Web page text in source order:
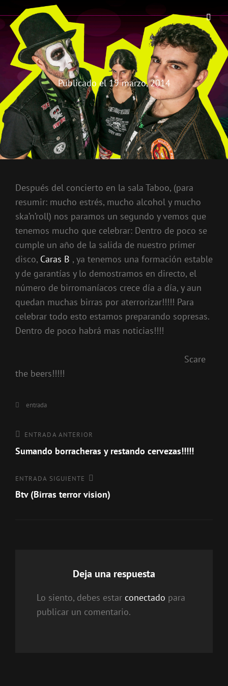
THE BIRRA'S TERROR
Aterrorizando Birras Desde 2010
Publicado el19 marzo, 2014
Después del concierto en la sala Taboo, (para
resumir: mucho estrés, mucho alcohol y mucho
ska’n’roll) nos paramos un segundo y vemos que
tenemos mucho que celebrar: Dentro de poco se
cumple un año de la salida de nuestro primer
disco, Caras B , ya tenemos una formación estable
y de garantías y lo demostramos en directo, el
número de birromaníacos crece día a día, y aun
quedan muchas birras por aterrorizar!!!!! Para
celebrar todo esto estamos preparando sopresas.
Dentro de poco habrá mas noticias!!!!
Scare
the beers!!!!!
Categorías
entrada
Navegación
de
Entrada
anterior
ENTRADA ANTERIOR
Sumando borracheras y restando cervezas!!!!!
Entrada
siguiente
ENTRADA SIGUIENTE
Btv (Birras terror vision)
Deja una respuesta
Lo siento, debes estar conectado para
publicar un comentario.